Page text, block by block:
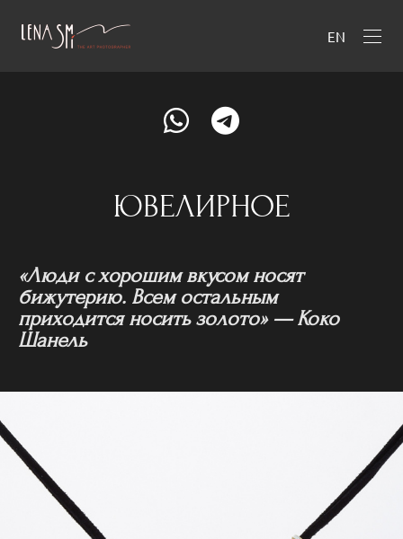
EN
ЮВЕЛИРНОЕ
«Люди с хорошим вкусом носят
бижутерию. Всем остальным
приходится носить золото» — Коко
Шанель